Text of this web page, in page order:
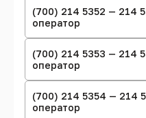
(700) 214 5352 — 214
оператор
(700) 214 5353 — 214
оператор
(700) 214 5354 — 214
оператор